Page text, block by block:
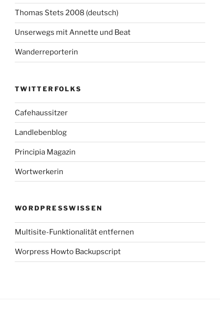
Thomas Stets 2008 (deutsch)
Unserwegs mit Annette und Beat
Wanderreporterin
TWITTERFOLKS
Cafehaussitzer
Landlebenblog
Principia Magazin
Wortwerkerin
WORDPRESSWISSEN
Multisite-Funktionalität entfernen
Worpress Howto Backupscript